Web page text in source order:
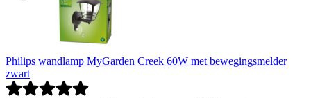
Philips wandlamp MyGarden Creek 60W met bewegingsmelder
zwart